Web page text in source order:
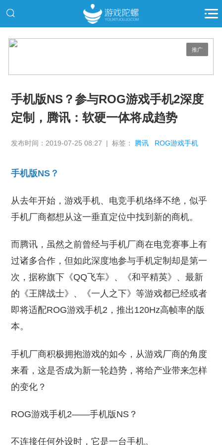
推广
手机版NS？参与ROG游戏手机2深度
定制，腾讯：软硬一体将成趋势
发布时间：2019-07-25 08:27 | 标签： 腾讯 ROG游戏手机
手机版NS？
从去年开始，游戏手机、电竞手机络绎不绝，似乎
手机厂商都想从这一垂直定位中找到新的商机。
而腾讯，虽然之前曾经与手机厂商在电竞赛事上有
过诸多合作，但如此深度地参与手机定制却是第一
次，据称旗下《QQ飞车》、《和平精英》、最新
的《王牌战士》、《一人之下》等游戏都已经或者
即将适配ROG游戏手机2，推出120Hz高帧率的版
本。
手机厂商积极拥抱游戏的如今，从游戏厂商的角度
来看，这是否成为新一轮趋势，将给产业带来怎样
的变化？
ROG游戏手机2——手机版NS？
不连接任何外设时，它是一台手机。